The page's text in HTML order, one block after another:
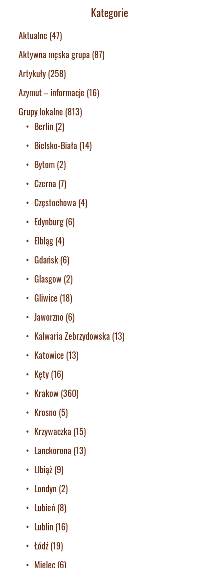
Kategorie
Aktualne (47)
Aktywna męska grupa (87)
Artykuły(258)
Azymut – informacje (16)
Grupy lokalne (813)
Berlin (2)
Bielsko-Biała (14)
Bytom(2)
Czerna (7)
Częstochowa (4)
Edynburg(6)
Elbląg(4)
Gdańsk(6)
Glasgow (2)
Gliwice (18)
Jaworzno (6)
Kalwaria Zebrzydowska (13)
Katowice (13)
Kęty(16)
Krakow (360)
Krosno (5)
Krzywaczka (15)
Lanckorona (13)
LIbiąż(9)
Londyn (2)
Lubień (8)
Lublin (16)
Łódź(19)
Mielec(6)